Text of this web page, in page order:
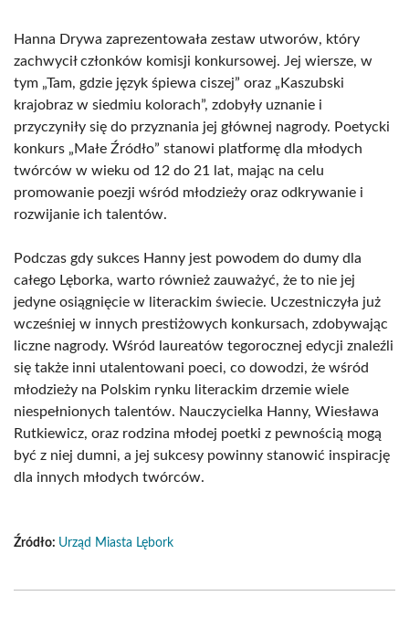
Hanna Drywa zaprezentowała zestaw utworów, który
zachwycił członków komisji konkursowej. Jej wiersze, w
tym „Tam, gdzie język śpiewa ciszej” oraz „Kaszubski
krajobraz w siedmiu kolorach”, zdobyły uznanie i
przyczyniły się do przyznania jej głównej nagrody. Poetycki
konkurs „Małe Źródło” stanowi platformę dla młodych
twórców w wieku od 12 do 21 lat, mając na celu
promowanie poezji wśród młodzieży oraz odkrywanie i
rozwijanie ich talentów.
Podczas gdy sukces Hanny jest powodem do dumy dla
całego Lęborka, warto również zauważyć, że to nie jej
jedyne osiągnięcie w literackim świecie. Uczestniczyła już
wcześniej w innych prestiżowych konkursach, zdobywając
liczne nagrody. Wśród laureatów tegorocznej edycji znaleźli
się także inni utalentowani poeci, co dowodzi, że wśród
młodzieży na Polskim rynku literackim drzemie wiele
niespełnionych talentów. Nauczycielka Hanny, Wiesława
Rutkiewicz, oraz rodzina młodej poetki z pewnością mogą
być z niej dumni, a jej sukcesy powinny stanowić inspirację
dla innych młodych twórców.
Źródło: Urząd Miasta Lębork